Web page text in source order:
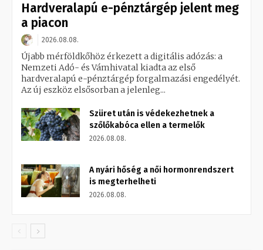
Hardveralapú e-pénztárgép jelent meg
a piacon
2026.08.08.
Újabb mérföldkőhöz érkezett a digitális adózás: a
Nemzeti Adó- és Vámhivatal kiadta az első
hardveralapú e-pénztárgép forgalmazási engedélyét.
Az új eszköz elsősorban a jelenleg...
Szüret után is védekezhetnek a
szőlőkabóca ellen a termelők
2026.08.08.
A nyári hőség a női hormonrendszert
is megterhelheti
2026.08.08.